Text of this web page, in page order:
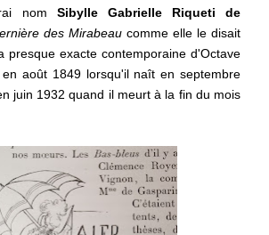
nom Sibylle Gabrielle Riqueti de
des Mirabeau comme elle le disait
presque exacte contemporaine d'Octave
août 1849 lorsqu'il naît en septembre
juin 1932 quand il meurt à la fin du mois